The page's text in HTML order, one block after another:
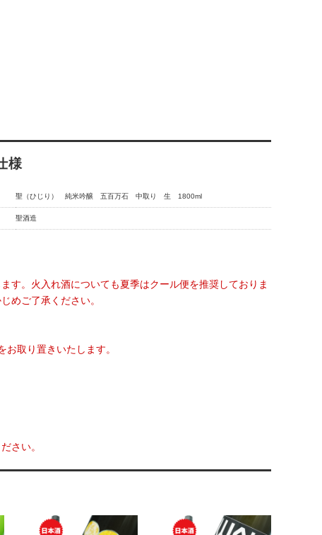
様
聖（ひじり） 純米吟醸 五百万石 中取り 生 1800ml
聖酒造
す。火入れ酒についても夏季はクール便を推奨しておりま
めご了承ください。
取り置きいたします。
さい。